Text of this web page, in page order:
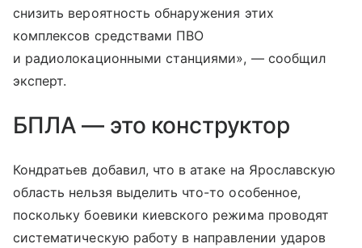
снизить вероятность обнаружения этих
комплексов средствами ПВО
и радиолокационными станциями», — сообщил
эксперт.
БПЛА — это конструктор
Кондратьев добавил, что в атаке на Ярославскую
область нельзя выделить что-то особенное,
поскольку боевики киевского режима проводят
систематическую работу в направлении ударов